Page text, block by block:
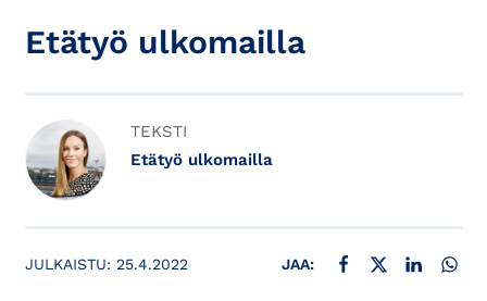
Etätyö ulkomailla
TEKSTI
Etätyö ulkomailla
JULKAISTU: 25.4.2022 JAA: JAA FACEBOOKISSA
JAA X:SSÄ JAA